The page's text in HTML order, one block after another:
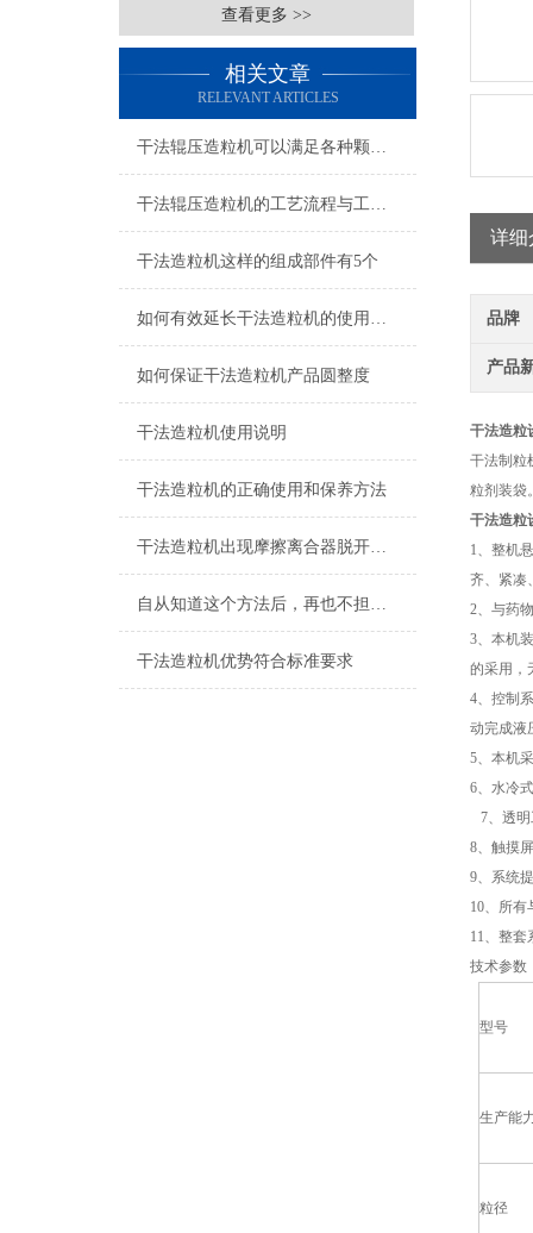
查看更多 >>
相关文章
RELEVANT ARTICLES
干法辊压造粒机可以满足各种颗粒制备需求
干法辊压造粒机的工艺流程与工作原理
干法造粒机这样的组成部件有5个
如何有效延长干法造粒机的使用寿命
如何保证干法造粒机产品圆整度
干法造粒机使用说明
干法造粒机的正确使用和保养方法
干法造粒机出现摩擦离合器脱开怎么办
自从知道这个方法后，再也不担心干法造粒机故障了
干法造粒机优势符合标准要求
详细
品牌
产品
干法造粒
干法制粒
粒剂装袋
干法造粒
1、整机
齐、紧凑
2、与药
3、本机
的采用，
4、控制
动完成液
5、本机
6、水冷
7、透明
8、触摸
9、系统
10、所
11、整
技术参数
型号
生产能
粒径